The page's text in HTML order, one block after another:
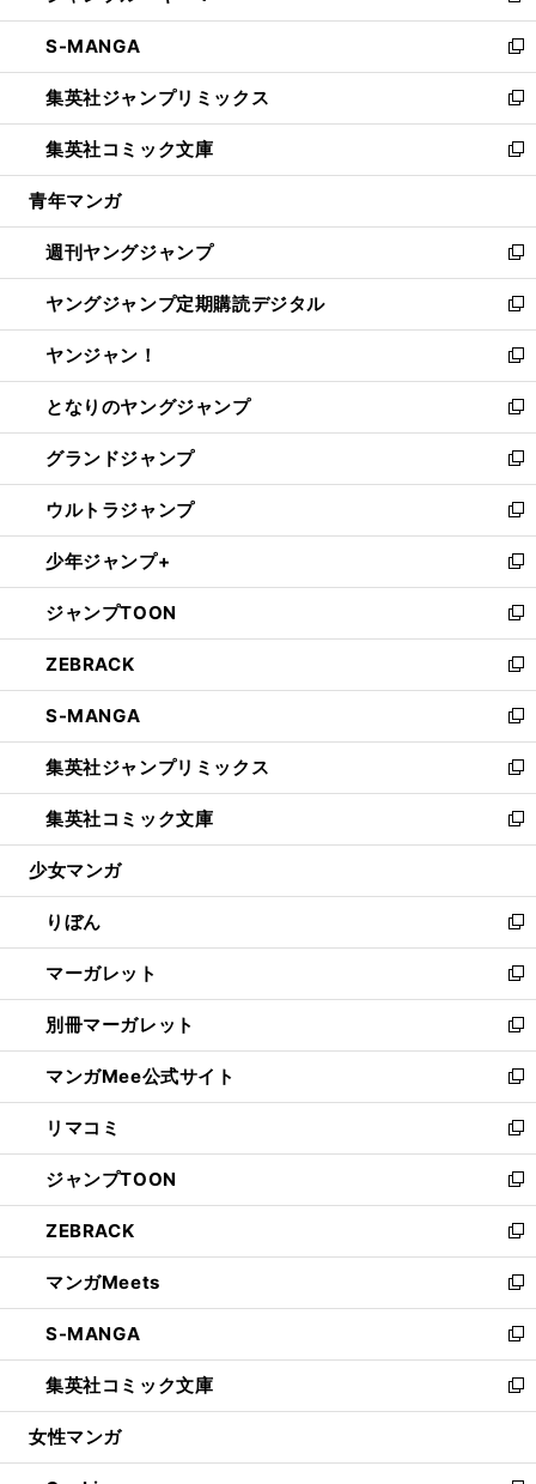
開
く
ウ
で
開
く
ン
ド
ウ
で
開
く
ウ
ィ
ン
ド
ウ
で
開
し
い
ウ
ィ
ン
ド
ウ
開
く
S-MANGA
新
し
い
ウ
ィ
ン
ウ
で
開
く
集英社ジャンプリミックス
新
し
い
ウ
ン
ド
ウ
で
開
く
集英社コミック文庫
新
し
ウ
ィ
ン
ド
ウ
で
開
く
青年マンガ
週刊ヤングジャンプ
新
し
い
ウ
ィ
ン
ド
ウ
で
開
く
ヤングジャンプ定期購読デジタル
新
し
い
ウ
ィ
ン
ド
ウ
で
開
く
ヤンジャン！
新
し
い
ウ
ィ
ン
ド
ウ
で
開
く
となりのヤングジャンプ
新
し
い
ウ
ィ
ン
ド
ウ
で
開
く
グランドジャンプ
新
し
い
ウ
ィ
ン
ド
ウ
で
開
く
ウルトラジャンプ
新
し
い
ウ
ィ
ン
ド
ウ
で
開
く
少年ジャンプ+
新
し
い
ウ
ィ
ン
ド
ウ
で
開
く
ジャンプTOON
新
し
い
ウ
ィ
ン
ド
ウ
で
開
ZEBRACK
新
し
い
ウ
ィ
ン
ド
ウ
開
く
S-MANGA
新
し
い
ウ
ィ
ン
ウ
で
開
く
集英社ジャンプリミックス
新
し
い
ウ
ン
ド
ウ
で
開
く
集英社コミック文庫
新
し
ウ
ィ
ン
ド
ウ
で
開
く
少女マンガ
りぼん
新
し
い
ウ
ィ
ン
ド
ウ
で
開
く
マーガレット
新
し
い
ウ
ィ
ン
ド
ウ
で
開
く
別冊マーガレット
新
し
い
ウ
ィ
ン
ド
ウ
で
開
く
マンガMee公式サイト
新
し
い
ウ
ィ
ン
ド
ウ
で
開
く
リマコミ
新
し
い
ウ
ィ
ン
ド
ウ
で
開
く
ジャンプTOON
新
し
い
ウ
ィ
ン
ド
ウ
で
開
ZEBRACK
新
し
い
ウ
ィ
ン
ド
ウ
開
マンガMeets
新
し
い
ウ
ィ
ン
ウ
S-MANGA
新
し
い
ウ
ン
集英社コミック文庫
新
し
ウ
女性マンガ